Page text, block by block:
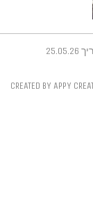
CREATED BY APPY